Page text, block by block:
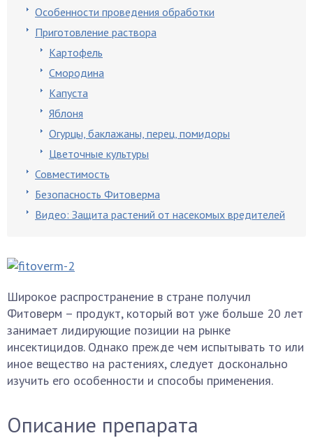
Особенности проведения обработки
Приготовление раствора
Картофель
Смородина
Капуста
Яблоня
Огурцы, баклажаны, перец, помидоры
Цветочные культуры
Совместимость
Безопасность Фитоверма
Видео: Защита растений от насекомых вредителей
Широкое распространение в стране получил
Фитоверм – продукт, который вот уже больше 20 лет
занимает лидирующие позиции на рынке
инсектицидов. Однако прежде чем испытывать то или
иное вещество на растениях, следует досконально
изучить его особенности и способы применения.
Описание препарата